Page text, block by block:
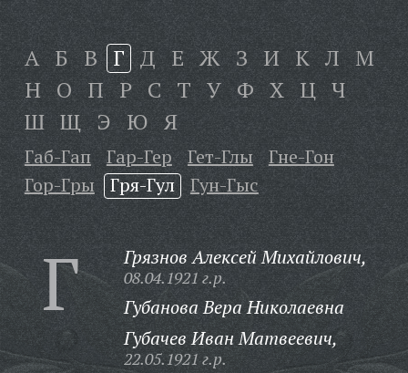
А Б В Г Д Е Ж З И К Л М
Н О П Р С Т У Ф Х Ц Ч
Ш Щ Э Ю Я
Габ-Гап Гар-Гер Гет-Глы
Гне-Гон
Гор-Гры
Гря-Гул Гун-Гыс
Г Грязнов Алексей Михайлович,
08.04.1921 г.р.
Губанова Вера Николаевна
Губачев Иван Матвеевич,
22.05.1921 г.р.